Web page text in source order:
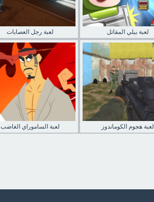
لعبة رجل العصابات لعبة بيلي المقاتل
لعبة الساموراي الغاضب لعبة هجوم الكوماندوز